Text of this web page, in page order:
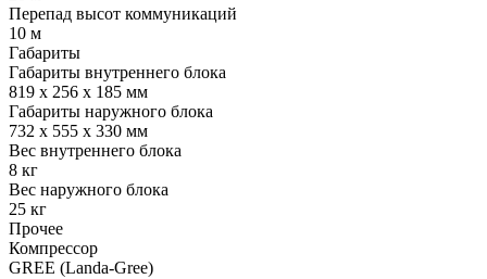
Перепад высот коммуникаций
10 м
Габариты
Габариты внутреннего блока
819 x 256 x 185 мм
Габариты наружного блока
732 x 555 x 330 мм
Вес внутреннего блока
8 кг
Вес наружного блока
25 кг
Прочее
Компрессор
GREE (Landa-Gree)